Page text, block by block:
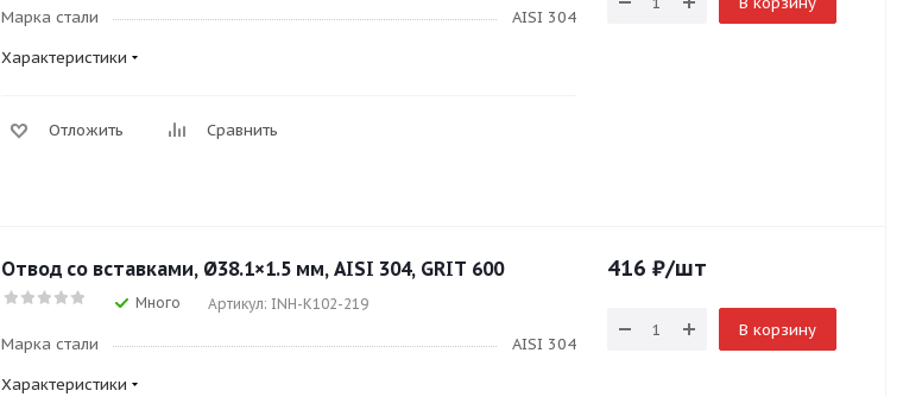
Марка стали
AISI 304
Характеристики
Отложить Сравнить
Отвод со вставками, Ø38.1×1.5 мм, AISI 304, GRIT 600
Много Артикул: INH-K102-219
Марка стали
AISI 304
Характеристики
416 ₽/шт
В корзину